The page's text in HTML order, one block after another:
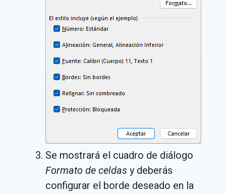
Se mostrará el cuadro de diálogo
Formato de celdas y deberás
configurar el borde deseado en la